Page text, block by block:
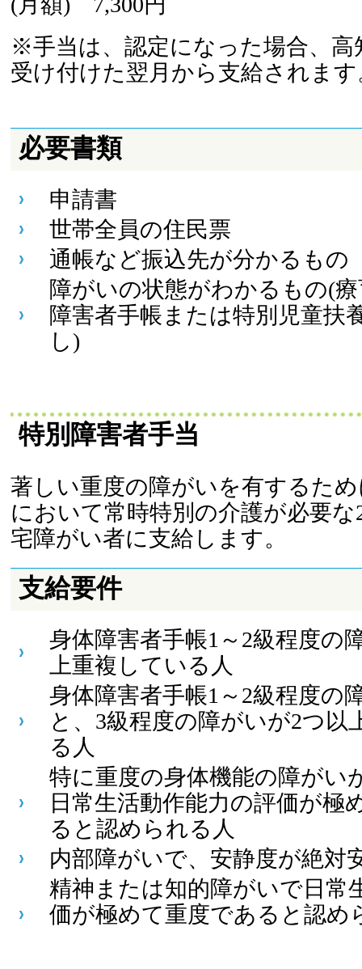
※手当は、認定になった場合、高
受け付けた翌月から支給されます
必要書類
申請書
世帯全員の住民票
通帳など振込先が分かるもの
障がいの状態がわかるもの(
障害者手帳または特別児童扶
し)
特別障害者手当
著しい重度の障がいを有するた
において常時特別の介護が必要な
宅障がい者に支給します。
支給要件
身体障害者手帳1～2級程度の
上重複している人
身体障害者手帳1～2級程度の
と、3級程度の障がいが2つ以
る人
特に重度の身体機能の障がい
日常生活動作能力の評価が極
ると認められる人
内部障がいで、安静度が絶対
精神または知的障がいで日常
価が極めて重度であると認め